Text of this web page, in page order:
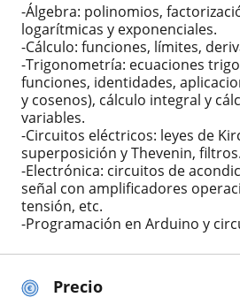
Precio
-Álgebra: polinomios,
logarítmicas y exponenciales.
-Cálculo: funciones, límites,
-Trigonometría: ecuaciones
funciones, identidades,
y cosenos), cálculo integral y
variables.
-Circuitos eléctricos: leyes de
superposición y Thevenin, filtros.
-Electrónica: circuitos de
señal con amplificadores
tensión, etc.
-Programación en Arduino y